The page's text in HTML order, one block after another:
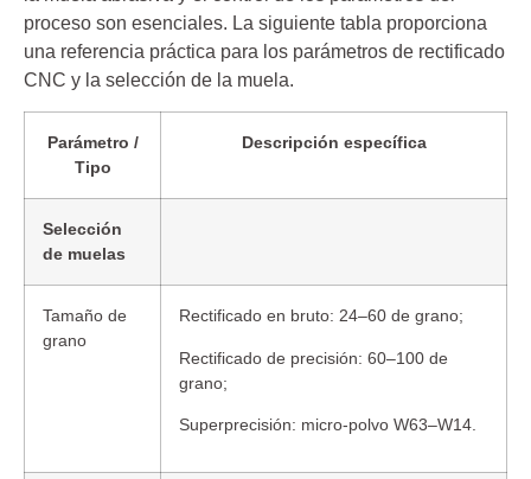
proceso son esenciales. La siguiente tabla proporciona
una referencia práctica para los parámetros de rectificado
CNC y la selección de la muela.
Parámetro /
Tipo
Descripción específica
Selección
de muelas
Tamaño de
grano
Rectificado en bruto: 24–60 de grano;
Rectificado de precisión: 60–100 de
grano;
Superprecisión: micro-polvo W63–W14.